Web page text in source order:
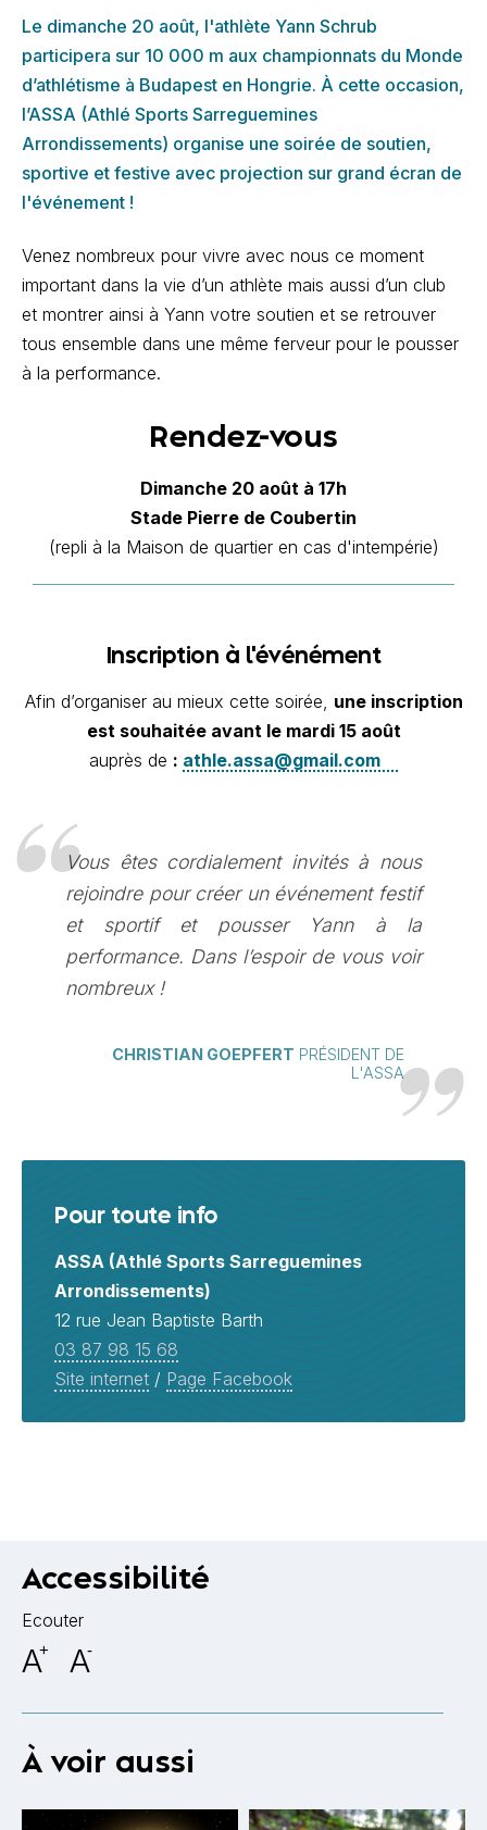
Le dimanche 20 août, l'athlète Yann Schrub
participera sur 10 000 m aux championnats du Monde
d’athlétisme à Budapest en Hongrie. À cette occasion,
l’ASSA (Athlé Sports Sarreguemines
Arrondissements) organise une soirée de soutien,
sportive et festive avec projection sur grand écran de
l'événement !
Venez nombreux pour vivre avec nous ce moment
important dans la vie d’un athlète mais aussi d’un club
et montrer ainsi à Yann votre soutien et se retrouver
tous ensemble dans une même ferveur pour le pousser
à la performance.
Rendez-vous
Dimanche 20 août à 17h
Stade Pierre de Coubertin
(repli à la Maison de quartier en cas d'intempérie)
Inscription à l'événément
Afin d’organiser au mieux cette soirée, une inscription
est souhaitée avant le mardi 15 août
auprès de : athle.assa@gmail.com
Vous êtes cordialement invités à nous
rejoindre pour créer un événement festif
et sportif et pousser Yann à la
performance. Dans l’espoir de vous voir
nombreux !
CHRISTIAN GOEPFERT PRÉSIDENT DE
L'ASSA
Pour toute info
ASSA (Athlé Sports Sarreguemines
Arrondissements)
12 rue Jean Baptiste Barth
03 87 98 15 68
Site internet / Page Facebook
Accessibilité
Ecouter
A+ A-
À voir aussi